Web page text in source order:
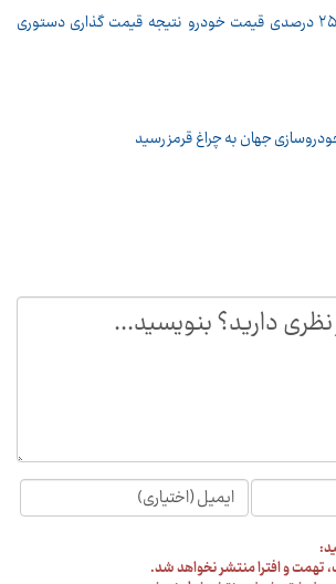
افزایش ۲۵ درصدی قیمت خودرو نتيجه قیمت گذاری دستوری
جهان به چراغ قرمز رسید
تهمت و افترا منتشر نخواهد شد.